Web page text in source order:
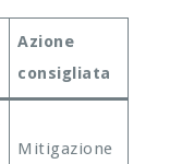
Azione
consigliata
Mitigazione